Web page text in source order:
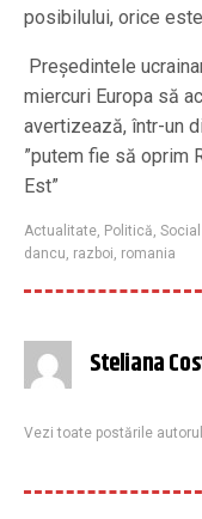
posibilului, orice
Preşedintele
miercuri Europa să
avertizează, într-un
”putem fie să oprim
Est”
Actualitate, Politică, Social
dancu, razboi, romania
Steliana
Vezi toate postările